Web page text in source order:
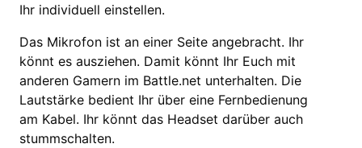
Ihr individuell einstellen.
Das Mikrofon ist an einer Seite angebracht. Ihr
könnt es ausziehen. Damit könnt Ihr Euch mit
anderen Gamern im Battle.net unterhalten. Die
Lautstärke bedient Ihr über eine Fernbedienung
am Kabel. Ihr könnt das Headset darüber auch
stummschalten.